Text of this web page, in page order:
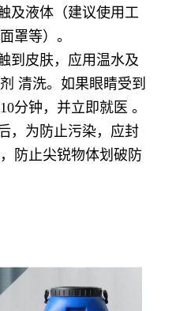
液体（建议使用工
罩等）。
皮肤，应用温水及
清洗。如果眼睛受到
分钟，并立即就医 。
为防止污染，应封
防止尖锐物体划破防